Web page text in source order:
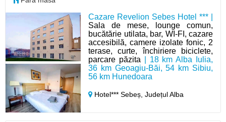
Cazare Revelion Sebes Hotel *** |
Sala de mese, lounge comun,
bucătărie utilata, bar, WI-FI, cazare
accesibilă, camere izolate fonic, 2
terase, curte, închiriere biciclete,
parcare păzita | 18 km Alba Iulia,
36 km Geoagiu-Băi, 54 km Sibiu,
56 km Hunedoara
Hotel*** Sebeș,Județul Alba